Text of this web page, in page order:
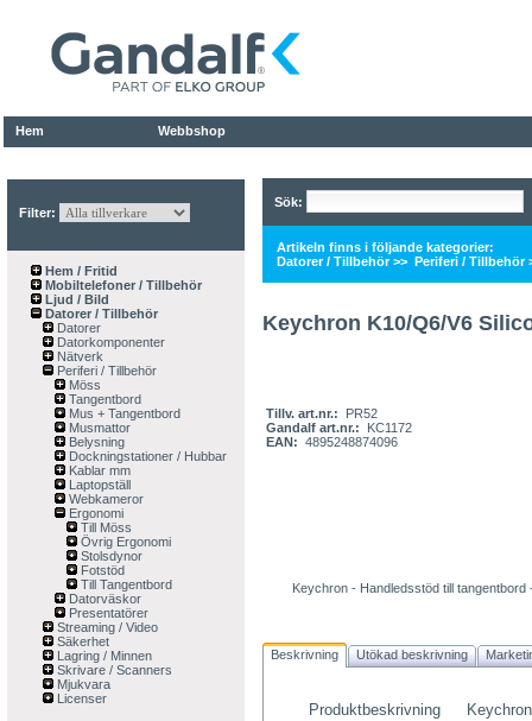
Hem Webbshop
Filter:
Hem / Fritid
Mobiltelefoner / Tillbehör
Ljud / Bild
Datorer / Tillbehör
Datorer
Datorkomponenter
Nätverk
Periferi / Tillbehör
Möss
Tangentbord
Mus + Tangentbord
Musmattor
Belysning
Dockningstationer / Hubbar
Kablar mm
Laptopställ
Webkameror
Ergonomi
Till Möss
Övrig Ergonomi
Stolsdynor
Fotstöd
Till Tangentbord
Datorväskor
Presentatörer
Streaming / Video
Säkerhet
Lagring / Minnen
Skrivare / Scanners
Mjukvara
Licenser
Sök:
Artikeln finns i följande kategorier:
Datorer / Tillbehör>> Periferi / Tillbehör
Keychron K10/Q6/V6
Tillv. art.nr.:
PR52
Gandalf art.nr.:
KC1172
EAN: 4895248874096
Keychron - Handledsstöd till tangentbord
Beskrivning Utökad beskrivning
Produktbeskrivning